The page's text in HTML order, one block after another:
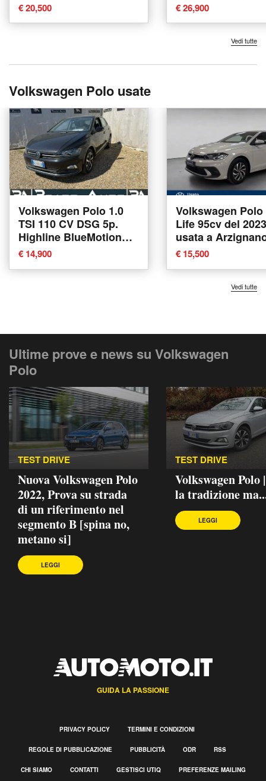
€ 20,500 € 26,900
Vedi tutte
Volkswagen Polo usate
Volkswagen Polo 1.0
TSI 110 CV DSG 5p.
Highline BlueMotion
Technology del 2021
usata a Prato
€ 14,900
Volkswagen
Life 95cv del 2023
usata a
€ 15,500
Vedi tutte
Ultime prove e news su Volkswagen
Polo
TEST DRIVE
Nuova Volkswagen Polo
2022, Prova su strada
di un riferimento nel
segmento B [spina no,
metano si]
LEGGI
TEST DRIVE
Volkswagen Polo
la tradizione
LEGGI
GUIDA LA PASSIONE
PRIVACY POLICY TERMINI E CONDIZIONI
REGOLE DI PUBBLICAZIONE PUBBLICITÀ ODR RSS
CHI SIAMO CONTATTI GESTISCI UTIQ PREFERENZE MAILING